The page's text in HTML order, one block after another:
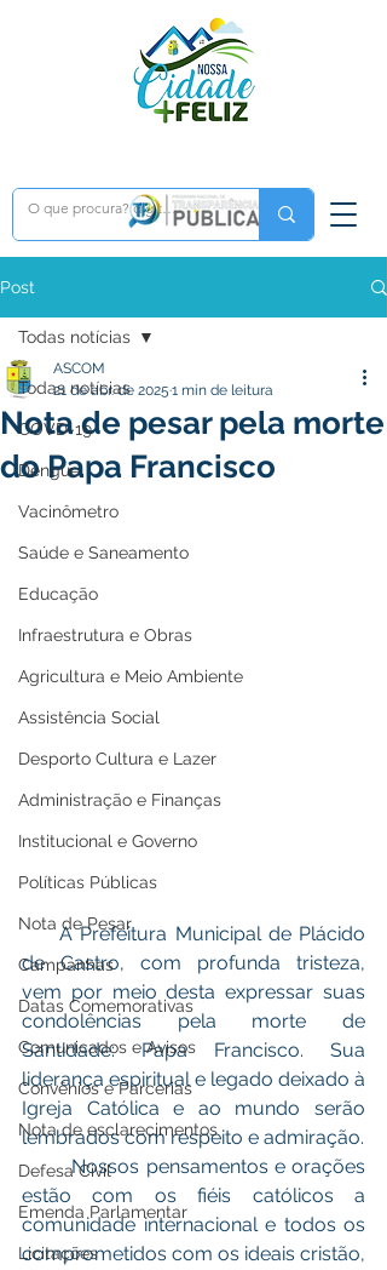
Post
Todas notícias
COVD-19
Dengue
Vacinômetro
Saúde e Saneamento
Educação
Infraestrutura e Obras
Agricultura e Meio Ambiente
Assistência Social
Desporto Cultura e Lazer
Administração e Finanças
Institucional e Governo
Políticas Públicas
Nota de Pesar
Campanhas
Datas Comemorativas
Comunicados e Avisos
Convênios e Parcerias
Nota de esclarecimentos
Defesa Civil
Emenda Parlamentar
Licitações
Todas notícias
Nota de pesar pela morte
do Papa Francisco
ASCOM
21 de abr. de 2025 1 min de leitura
     A Prefeitura Municipal de Plácido
de Castro, com profunda tristeza,
vem por meio desta expressar suas
condolências pela morte de
Santidade: Papa Francisco. Sua
liderança espiritual e legado deixado à
Igreja Católica e ao mundo serão
lembrados com respeito e admiração.
        Nossos pensamentos e orações
estão com os fiéis católicos a
comunidade internacional e todos os
comprometidos com os ideais cristão,